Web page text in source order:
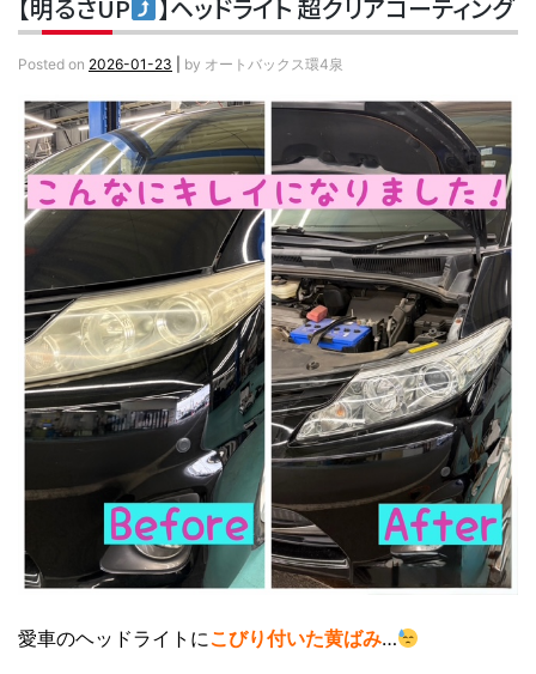
【明るさUP 】ヘッドライト 超クリアコーティング
Posted on 2026-01-23 by オートバックス環4泉
愛車のヘッドライトにこびり付いた黄ばみ…